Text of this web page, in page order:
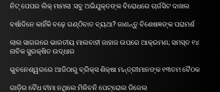
ନିଟ୍ ପେପର ଲିକ୍ ମାମଲା :ସବୁ ଅଭିଯୁକ୍ତଙ୍କ ବିରୋଧରେ ଚାର୍ଜସିଟ ଦାଖଲ
ବର୍ଷାଦିନେ କାହିଁକି ବଢ଼େ ଗଣ୍ଠିବାତ ବ୍ୟଥା? ଜାଣନ୍ତୁ ବିଶେଷଜ୍ଞଙ୍କ ପରାମର୍ଶ
ଲାଲ ସାଗରରେ ଭାରତୀୟ ମାଲବାହୀ ଜାହାଜ ଉପରେ ଆକ୍ରମଣ; ସମସ୍ତ ୧୪
ନାବିକ ସୁରକ୍ଷିତ ଉଦ୍ଧାର
ଭୁବନେଶ୍ୱରରେ ଆଜିଠାରୁ ବ୍ରିକ୍ସ ଶିକ୍ଷା ମନ୍ତ୍ରୀମାନଙ୍କ ୧୩ତମ ବୈଠକ
ଗାଡ଼ିର ବୈଧ ବୀମା ନଥିଲେ ମିଳିବନି ପେଟ୍ରୋଲ ଡିଜେଲ